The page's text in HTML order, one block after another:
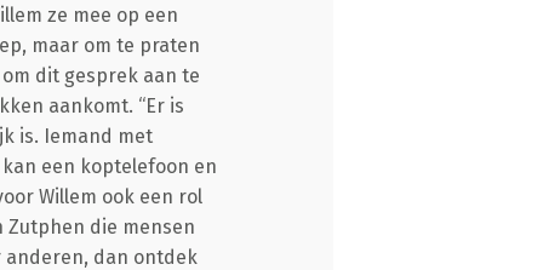
ze mee op een
maar om te praten
dit gesprek aan te
aankomt. “Er is
is. Iemand met
een koptelefoon en
Willem ook een rol
Zutphen die mensen
anderen, dan ontdek